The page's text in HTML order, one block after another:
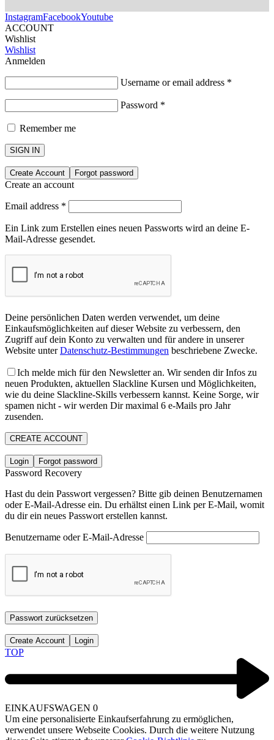
InstagramFacebookYoutube
ACCOUNT
Wishlist
Wishlist
Anmelden
Username or email address *
Password *
Remember me
SIGN IN
Create Account Forgot password
Create an account
Email address *
Ein Link zum Erstellen eines neuen Passworts wird an deine E-
Mail-Adresse gesendet.
Deine persönlichen Daten werden verwendet, um deine
Einkaufsmöglichkeiten auf dieser Website zu verbessern, den
Zugriff auf dein Konto zu verwalten und für andere in unserer
Website unterDatenschutz-Bestimmungen beschriebene Zwecke.
Ich melde mich für den Newsletter an. Wir senden dir Infos zu
neuen Produkten, aktuellen Slackline Kursen und Möglichkeiten,
wie du deine Slackline-Skills verbessern kannst. Keine Sorge, wir
spamen nicht - wir werden Dir maximal 6 e-Mails pro Jahr
zusenden.
CREATE ACCOUNT
Login Forgot password
Password Recovery
Hast du dein Passwort vergessen? Bitte gib deinen Benutzernamen
oder E-Mail-Adresse ein. Du erhältst einen Link per E-Mail, womit
du dir ein neues Passwort erstellen kannst.
Benutzername oder E-Mail-Adresse
Passwort zurücksetzen
Create Account Login
TOP
EINKAUFSWAGEN 0
Um eine personalisierte Einkaufserfahrung zu ermöglichen,
verwendet unsere Webseite Cookies. Durch die weitere Nutzung